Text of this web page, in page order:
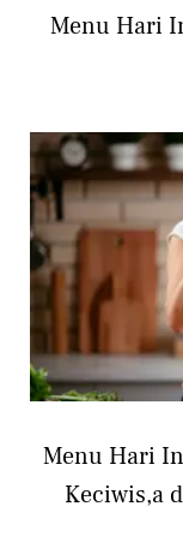
Menu Hari
Menu Hari
Keciwis,a